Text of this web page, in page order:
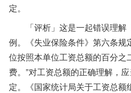
定。
「评析」这是一起错误理解
例。《失业保险条件》第六条规
位按照本单位工资总额的百分之
费。”对工资总额的正确理解，
定。《国家统计局关于工资总额